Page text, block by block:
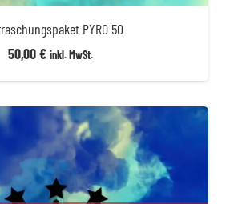
PYRO 50
50,00€ inkl. MwSt.